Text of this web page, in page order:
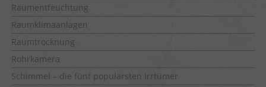
Raumentfeuchtung
Raumklimaanlagen
Raumtrocknung
Rohrkamera
Schimmel – die fünf populärsten Irrtümer